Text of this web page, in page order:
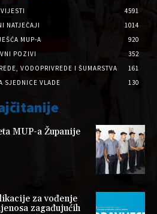
VIJESTI
4591
NATJEČAJI
1014
MUP-A
920
POZIVI
352
VODOPRIVREDE I ŠUMARSTVA
161
SJEDNICE VLADE
130
MUP-a Županije
za vođenje
zagađujućih